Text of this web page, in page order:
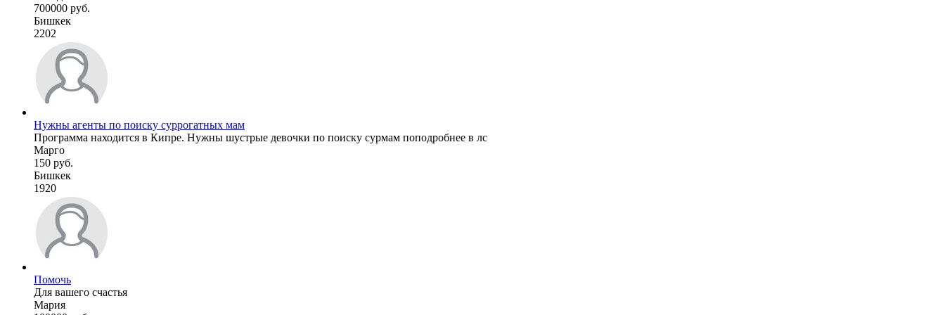
700000 руб.
Бишкек
2202
Нужны агенты по поиску суррогатных мам
Программа находится в Кипре. Нужны шустрые девочки по поиску сурмам поподробнее в лс
Марго
150 руб.
Бишкек
1920
Помочь
Для вашего счастья
Мария